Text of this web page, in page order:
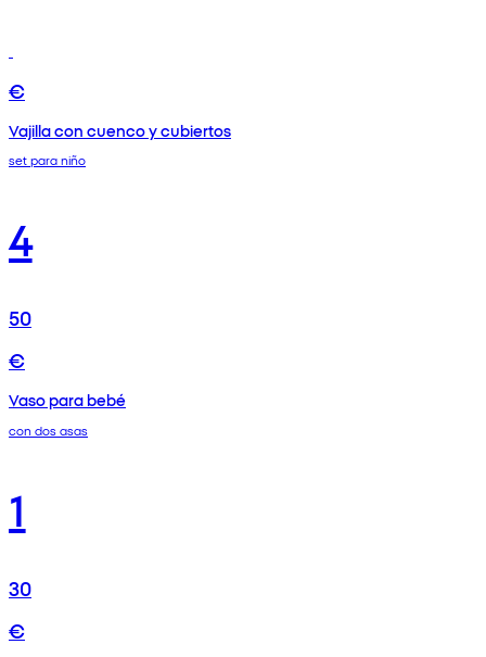
€
Vajilla con cuenco y cubiertos
set para niño
4
50
€
Vaso para bebé
con dos asas
1
30
€